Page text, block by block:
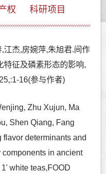
权 科研项目
江杰,房婉萍,朱旭君.间作
特征及磷素形态的影响,
16(参与作者)
Zhu Xujun, Ma
Shen Qiang, Fang
determinants and
in ancient
white teas,FOOD